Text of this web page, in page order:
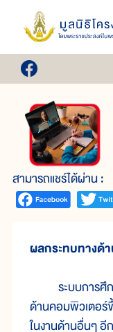
สามารถแชร์ได้ผ่าน :
ผลกระทบทางด้
ระบบการศึกษ
ด้านคอมพิวเตอร์
ในงานด้านอื่นๆ อี